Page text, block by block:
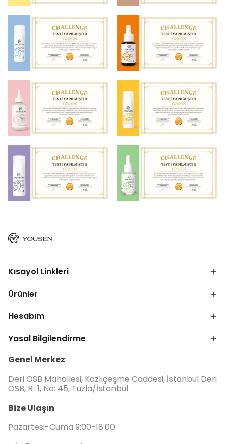
Kısayol Linkleri
Ürünler
Hesabım
Yasal Bilgilendirme
Genel Merkez
Deri OSB Mahallesi, Kazlıçeşme Caddesi, İstanbul Deri
OSB, R-1, No: 45, Tuzla/İstanbul
Bize Ulaşın
Pazartesi-Cuma 9:00-18:00